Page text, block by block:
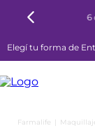
6
Elegí tu forma de